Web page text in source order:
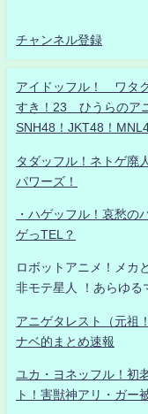
チャンネル登録
アイドッフル！ ワタ
すき！23 ひうらのア
SNH48！JKT48！
タダッフル！ネトゲ廃
パワーズ！
・ハゲッフル！哀愁の
ゲっTEL？
ロボットアニメ！メカ
非モテ星人 ！あらゆる
アニゲタレスト（元祖
ナベ的まとめ速報
ユカ・ヨネッフル！初
ト！害獣神アリ・ガー